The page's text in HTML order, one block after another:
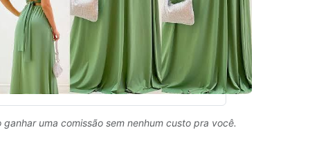
ganhar uma comissão sem nenhum custo pra você.